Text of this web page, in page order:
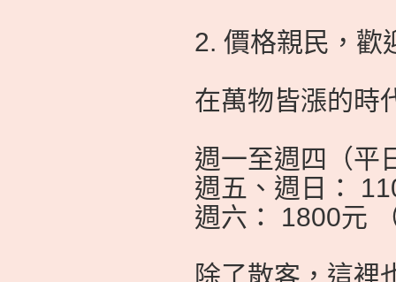
2. 價格親民，歡
在萬物皆漲的時
週一至週四（平
週五、週日：
週六： 1800元
除了散客，這裡